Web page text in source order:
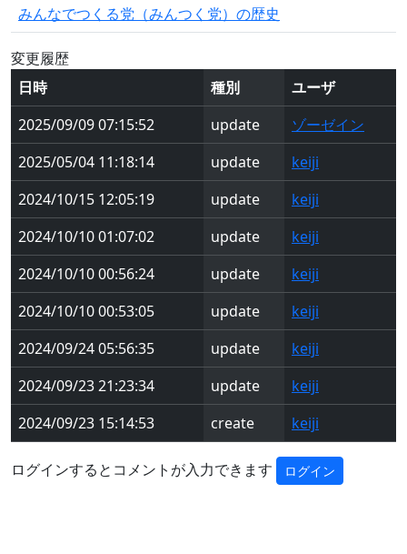
みんなでつくる党（みんつく党）の歴史
変更履歴
日時
種別
ユーザ
2025/09/09 07:15:52
update
ゾーゼイン
2025/05/04 11:18:14
update
keiji
2024/10/15 12:05:19
update
keiji
2024/10/10 01:07:02
update
keiji
2024/10/10 00:56:24
update
keiji
2024/10/10 00:53:05
update
keiji
2024/09/24 05:56:35
update
keiji
2024/09/23 21:23:34
update
keiji
2024/09/23 15:14:53
create keiji
ログインするとコメントが入力できます ログイン